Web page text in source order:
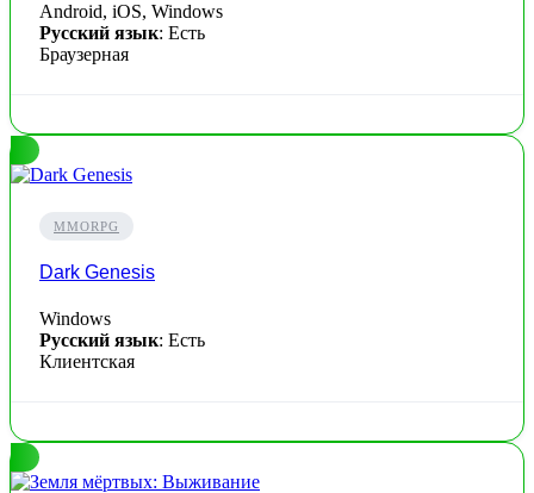
Android, iOS, Windows
Русский язык: Есть
Браузерная
MMORPG
Dark Genesis
Windows
Русский язык: Есть
Клиентская